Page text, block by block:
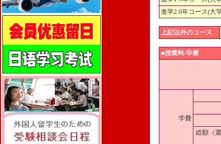
進学2.0年コース(大
上記以外のコース
■授業料/学寮
学費
総額（